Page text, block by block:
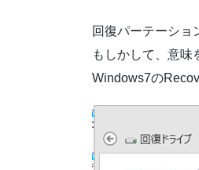
回復パーテーショ
もしかして、意味
Windows7の